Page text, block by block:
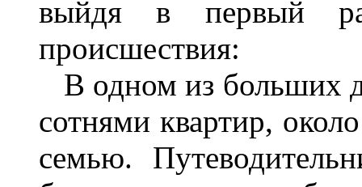
выйдя в первый
происшествия:
В одном из больших
сотнями квартир,
семью.